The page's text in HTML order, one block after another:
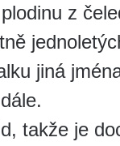
z
jiná
takže je